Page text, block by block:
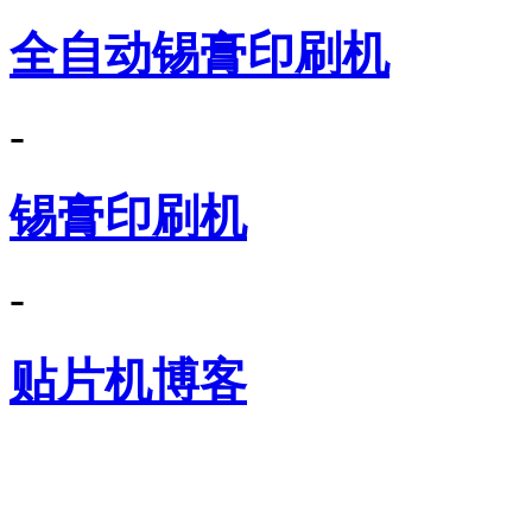
全自动锡膏印刷机
-
锡膏印刷机
-
贴片机博客